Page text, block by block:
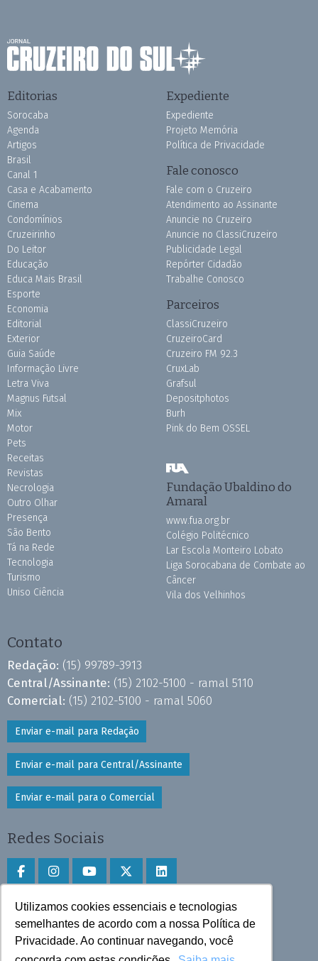
Utilizamos cookies essenciais e tecnologias
semelhantes de acordo com a nossa Política de
Privacidade. Ao continuar navegando, você
Editorias
Sorocaba
Agenda
Artigos
Brasil
Canal 1
Casa e Acabamento
Cinema
Condomínios
Cruzeirinho
Do Leitor
Educação
Educa Mais Brasil
Esporte
Economia
Editorial
Exterior
Guia Saúde
Informação Livre
Letra Viva
Magnus Futsal
Mix
Motor
Pets
Receitas
Revistas
Necrologia
Outro Olhar
Presença
São Bento
Tá na Rede
Tecnologia
Turismo
Uniso Ciência
Expediente
Expediente
Projeto Memória
Política de Privacidade
Fale conosco
Fale com o Cruzeiro
Atendimento ao Assinante
Anuncie no Cruzeiro
Anuncie no ClassiCruzeiro
Publicidade Legal
Repórter Cidadão
Trabalhe Conosco
Parceiros
ClassiCruzeiro
CruzeiroCard
Cruzeiro FM 92.3
CruxLab
Grafsul
Depositphotos
Burh
Pink do Bem OSSEL
Fundação Ubaldino do
Amaral
www.fua.org.br
Colégio Politécnico
Lar Escola Monteiro Lobato
Liga Sorocabana de Combate ao
Câncer
Vila dos Velhinhos
Contato
Redação: (15) 99789-3913
Central/Assinante: (15) 2102-5100 - ramal 5110
Comercial: (15) 2102-5100 - ramal 5060
Enviar e-mail para Redação
Enviar e-mail para Central/Assinante
Enviar e-mail para o Comercial
Redes Sociais
Faça download do aplicativo
Play Store e App Store